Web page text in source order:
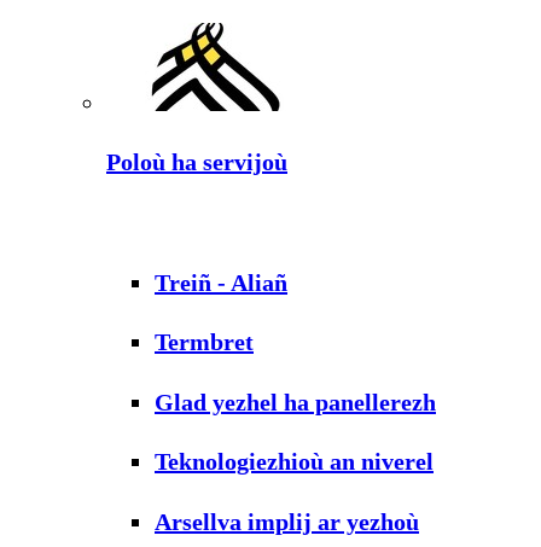
Poloù ha servijoù
Treiñ - Aliañ
Termbret
Glad yezhel ha panellerezh
Teknologiezhioù an niverel
Arsellva implij ar yezhoù